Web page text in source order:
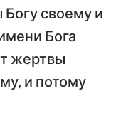
своему и
Бога
жертвы
и потому